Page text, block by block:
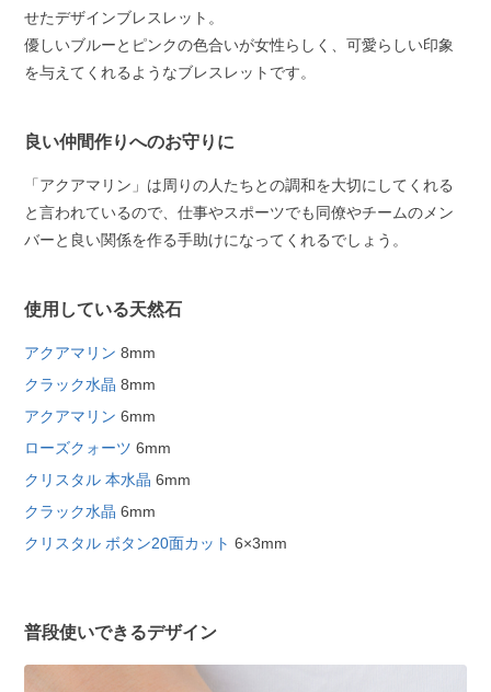
せたデザインブレスレット。
優しいブルーとピンクの色合いが女性らしく、可愛らしい印象
を与えてくれるようなブレスレットです。
良い仲間作りへのお守りに
「アクアマリン」は周りの人たちとの調和を大切にしてくれる
と言われているので、仕事やスポーツでも同僚やチームのメン
バーと良い関係を作る手助けになってくれるでしょう。
使用している天然石
アクアマリン 8mm
クラック水晶 8mm
アクアマリン 6mm
ローズクォーツ 6mm
クリスタル 本水晶 6mm
クラック水晶 6mm
クリスタル ボタン20面カット 6×3mm
普段使いできるデザイン